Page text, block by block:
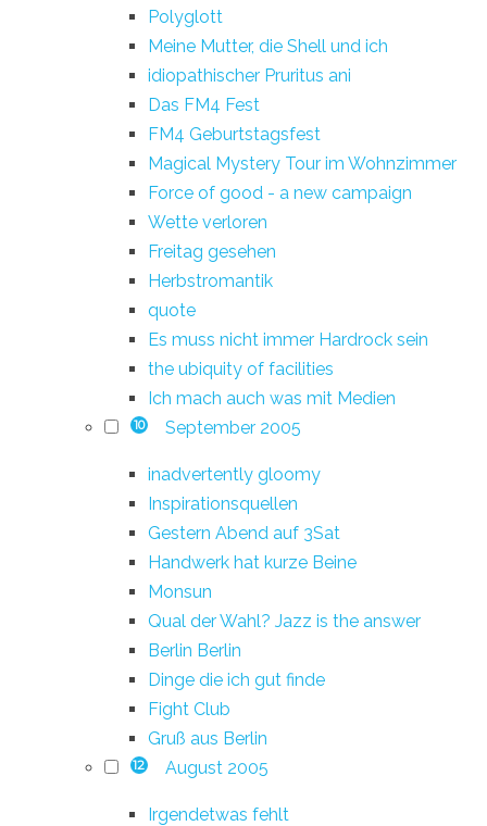
Polyglott
Meine Mutter, die Shell und ich
idiopathischer Pruritus ani
Das FM4 Fest
FM4 Geburtstagsfest
Magical Mystery Tour im Wohnzimmer
Force of good - a new campaign
Wette verloren
Freitag gesehen
Herbstromantik
quote
Es muss nicht immer Hardrock sein
the ubiquity of facilities
Ich mach auch was mit Medien
10 September 2005
inadvertently gloomy
Inspirationsquellen
Gestern Abend auf 3Sat
Handwerk hat kurze Beine
Monsun
Qual der Wahl? Jazz is the answer
Berlin Berlin
Dinge die ich gut finde
Fight Club
Gruß aus Berlin
12 August 2005
Irgendetwas fehlt